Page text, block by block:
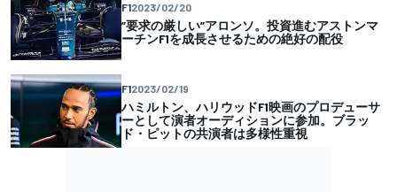
F12023/02/20
”要求の厳しい”アロンソ。投資進むアストンマ
ーチンF1を成長させるための絶好の配役
F12023/02/19
ハミルトン、ハリウッドF1映画のプロデューサ
ーとして演者オーディションに参加。ブラッ
ド・ピットの共演者は多様性重視